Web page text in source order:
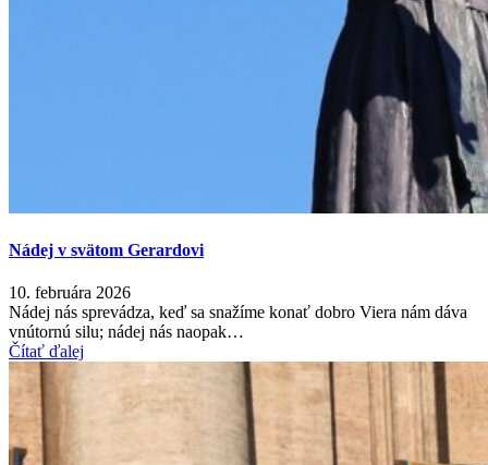
Nádej v svätom Gerardovi
10. februára 2026
Nádej nás sprevádza, keď sa snažíme konať dobro Viera nám dáva
vnútornú silu; nádej nás naopak…
Čítať ďalej